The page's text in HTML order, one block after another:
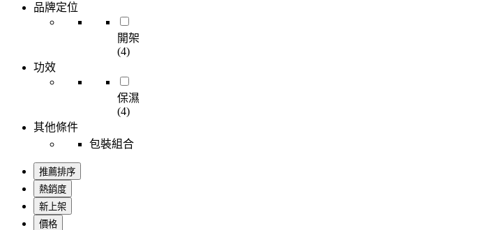
品牌定位
開架
(4)
功效
保濕
(4)
其他條件
包裝組合
推薦排序
熱銷度
新上架
價格